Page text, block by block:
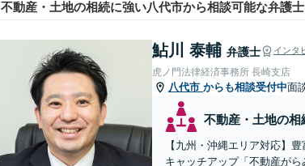
不動産・土地の相続に強い八代市から相談可能な弁護士
鮎川 泰輔 弁護士 インタ
虎ノ門法律経済事務所 長崎支店
八代市 からも相談受付中面
不動産・土地の相
【九州・沖縄エリア対応】
キャッチアップ「不動産が